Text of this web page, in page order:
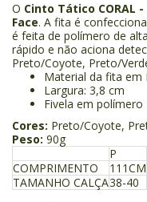
O Cinto Tático CORAL
Face. A fita é
é feita de polímero de
rápido e não aciona
Preto/Coyote, Preto/
Material da fita em
Largura: 3,8 cm
Fivela em polímero
Cores: Preto/Coyote,
Peso: 90g
P
COMPRIMENTO
111CM
TAMANHO CALÇA38-40